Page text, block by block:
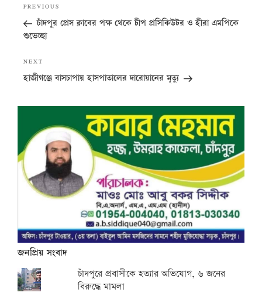
navigation
Previous
Post
PREVIOUS
চাঁদপুর প্রেস ক্লাবের পক্ষ থেকে চীপ প্রসিকিউটর ও হীরা এমপিকে
শুভেচ্ছা
Next
Post
NEXT
হাজীগঞ্জে বাসচাপায় হাসপাতালের দারোয়ানের মৃত্যু
জনপ্রিয় সংবাদ
চাঁদপুরে প্রবাসীকে হত্যার অভিযোগ, ৬ জনের
বিরুদ্ধে মামলা